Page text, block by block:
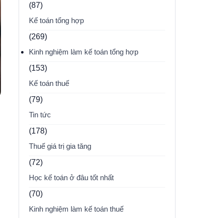
(87)
Kế toán tổng hợp
(269)
Kinh nghiệm làm kế toán tổng hợp
(153)
Kế toán thuế
(79)
Tin tức
(178)
Thuế giá trị gia tăng
(72)
Học kế toán ở đâu tốt nhất
(70)
Kinh nghiệm làm kế toán thuế